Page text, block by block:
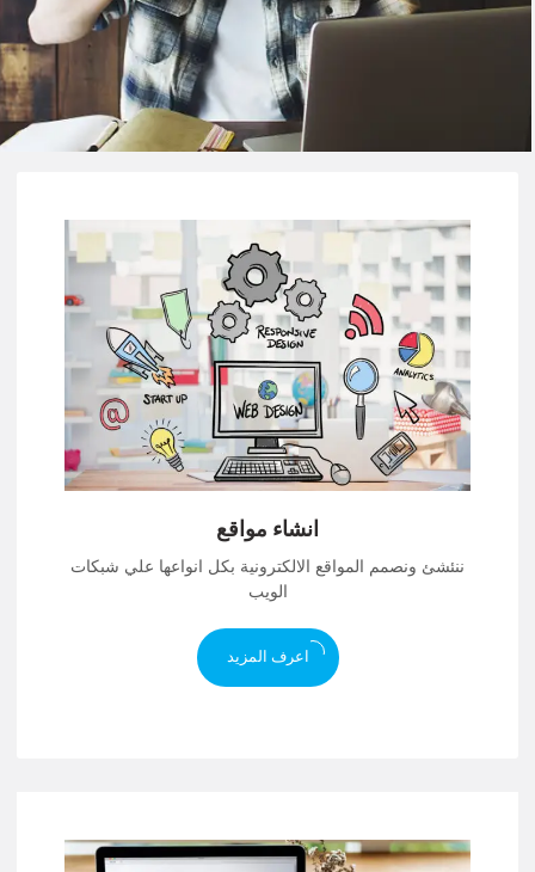
انشاء مواقع
ننئشئ ونصمم المواقع الالكترونية بكل انواعها علي شبكات
الويب
اعرف المزيد